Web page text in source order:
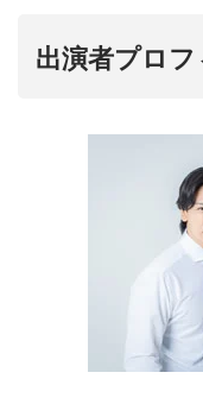
出演者プロ